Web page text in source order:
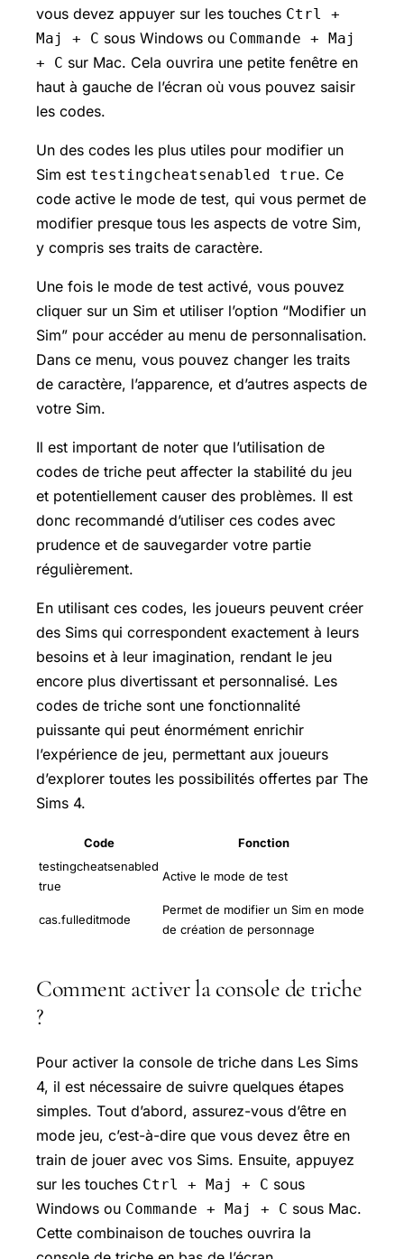
vous devez appuyer sur les touches Ctrl +
Maj + C sous Windows ou Commande + Maj
+ C sur Mac. Cela ouvrira une petite fenêtre en
haut à gauche de l’écran où vous pouvez saisir
les codes.
Un des codes les plus utiles pour modifier un
Sim est testingcheatsenabled true. Ce
code active le mode de test, qui vous permet de
modifier presque tous les aspects de votre Sim,
y compris ses traits de caractère.
Une fois le mode de test activé, vous pouvez
cliquer sur un Sim et utiliser l’option “Modifier un
Sim” pour accéder au menu de personnalisation.
Dans ce menu, vous pouvez changer les traits
de caractère, l’apparence, et d’autres aspects de
votre Sim.
Il est important de noter que l’utilisation de
codes de triche peut affecter la stabilité du jeu
et potentiellement causer des problèmes. Il est
donc recommandé d’utiliser ces codes avec
prudence et de sauvegarder votre partie
régulièrement.
En utilisant ces codes, les joueurs peuvent créer
des Sims qui correspondent exactement à leurs
besoins et à leur imagination, rendant le jeu
encore plus divertissant et personnalisé. Les
codes de triche sont une fonctionnalité
puissante qui peut énormément enrichir
l’expérience de jeu, permettant aux joueurs
d’explorer toutes les possibilités offertes par The
Sims 4.
Code
Fonction
testingcheatsenabled
true
Active le mode de test
cas.fulleditmode
Permet de modifier un Sim en mode
de création de personnage
Comment activer la console de triche
?
Pour activer la console de triche dans Les Sims
4, il est nécessaire de suivre quelques étapes
simples. Tout d’abord, assurez-vous d’être en
mode jeu, c’est-à-dire que vous devez être en
train de jouer avec vos Sims. Ensuite, appuyez
sur les touches Ctrl + Maj + C sous
Windows ou Commande + Maj + C sous Mac.
Cette combinaison de touches ouvrira la